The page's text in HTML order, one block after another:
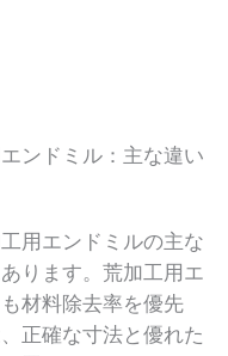
ンドミル：主な違い
用エンドミルの主な
ります。荒加工用エ
材料除去率を優先
正確な寸法と優れた